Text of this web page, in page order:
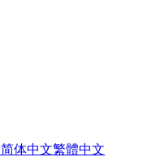
简体中文繁體中文